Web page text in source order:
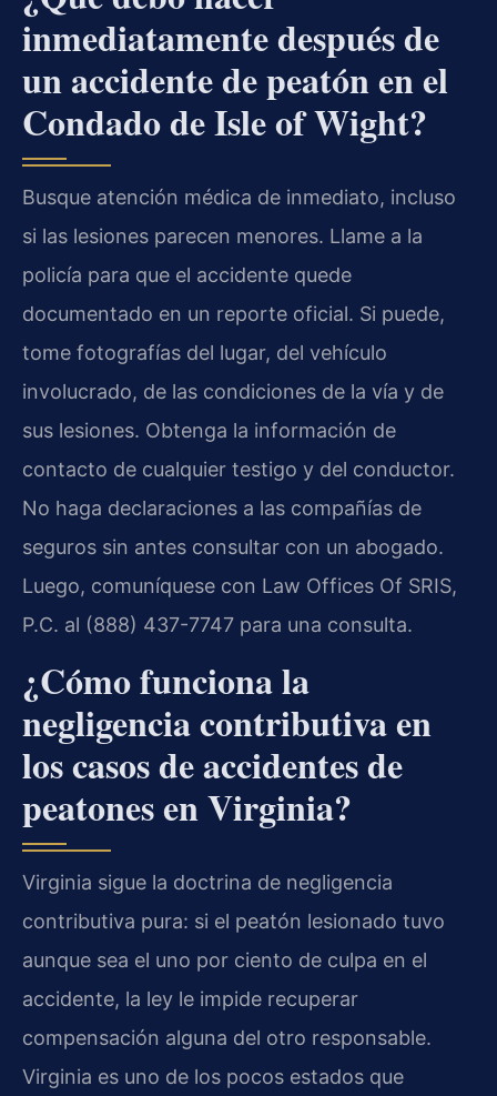
inmediatamente después de
un accidente de peatón en el
Condado de Isle of Wight?
Busque atención médica de inmediato, incluso
si las lesiones parecen menores. Llame a la
policía para que el accidente quede
documentado en un reporte oficial. Si puede,
tome fotografías del lugar, del vehículo
involucrado, de las condiciones de la vía y de
sus lesiones. Obtenga la información de
contacto de cualquier testigo y del conductor.
No haga declaraciones a las compañías de
seguros sin antes consultar con un abogado.
Luego, comuníquese con Law Offices Of SRIS,
P.C. al (888) 437-7747 para una consulta.
¿Cómo funciona la
negligencia contributiva en
los casos de accidentes de
peatones en Virginia?
Virginia sigue la doctrina de negligencia
contributiva pura: si el peatón lesionado tuvo
aunque sea el uno por ciento de culpa en el
accidente, la ley le impide recuperar
compensación alguna del otro responsable.
Virginia es uno de los pocos estados que